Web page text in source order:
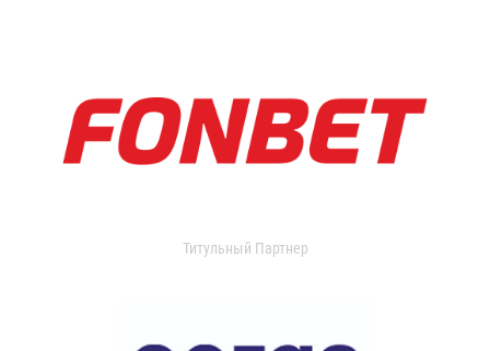
Титульный Партнер